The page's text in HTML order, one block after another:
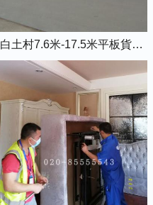
白土村7.6米-17.5米平板貨車出租